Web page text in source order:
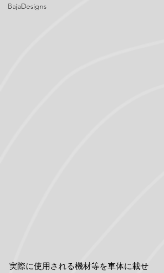
BajaDesigns
実際に使用される機材等を車体に載せ